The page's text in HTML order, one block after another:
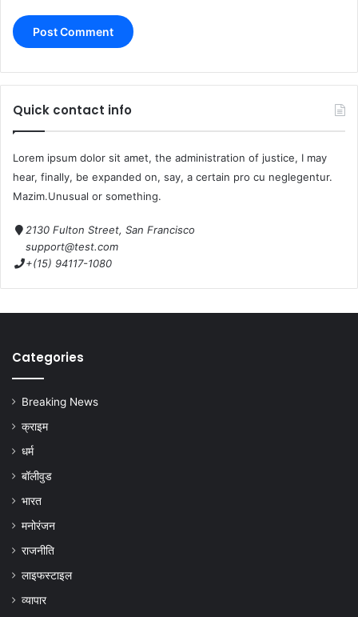
Quick contact info
Lorem ipsum dolor sit amet, the administration of justice, I may
hear, finally, be expanded on, say, a certain pro cu neglegentur.
Mazim.Unusual or something.
2130 Fulton Street, San Francisco
support@test.com
+(15) 94117-1080
Categories
Breaking News
क्राइम
धर्म
बॉलीवुड
भारत
मनोरंजन
राजनीति
लाइफस्टाइल
व्यापार